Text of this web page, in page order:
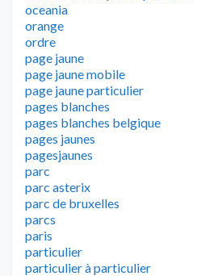
oceania
orange
ordre
page jaune
page jaune mobile
page jaune particulier
pages blanches
pages blanches belgique
pages jaunes
pagesjaunes
parc
parc asterix
parc de bruxelles
parcs
paris
particulier
particulier à particulier